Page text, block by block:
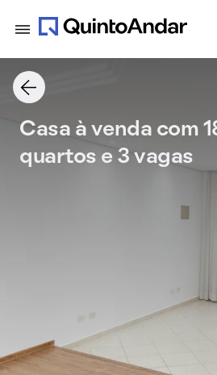
Casa à venda com
quartos e 3 vagas